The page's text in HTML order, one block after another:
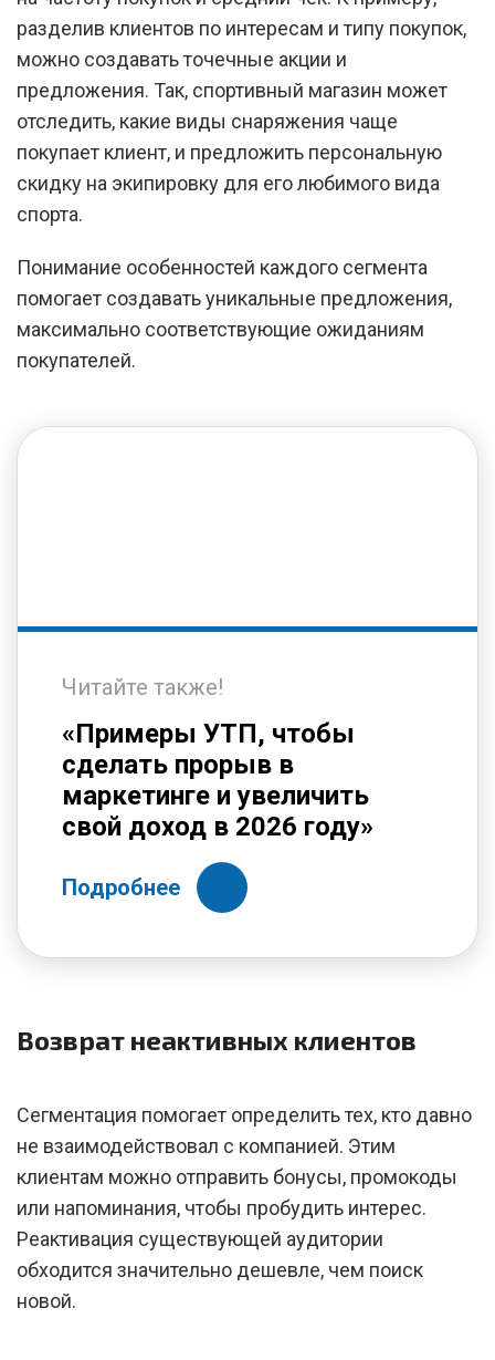
разделив клиентов по интересам и типу покупок,
можно создавать точечные акции и
предложения. Так, спортивный магазин может
отследить, какие виды снаряжения чаще
покупает клиент, и предложить персональную
скидку на экипировку для его любимого вида
спорта.
Понимание особенностей каждого сегмента
помогает создавать уникальные предложения,
максимально соответствующие ожиданиям
покупателей.
Читайте также!
«Примеры УТП, чтобы
сделать прорыв в
маркетинге и увеличить
свой доход в 2026 году»
Подробнее
Возврат неактивных клиентов
Сегментация помогает определить тех, кто давно
не взаимодействовал с компанией. Этим
клиентам можно отправить бонусы, промокоды
или напоминания, чтобы пробудить интерес.
Реактивация существующей аудитории
обходится значительно дешевле, чем поиск
новой.